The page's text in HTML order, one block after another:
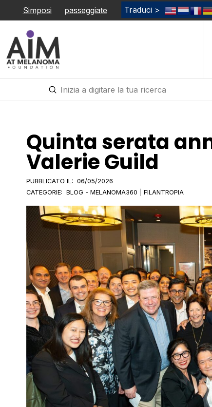
Simposi passeggiate Traduci >
Cerca
Invio
Quinta serata
Valerie Guild
PUBBLICATO IL: 06/05/2026
CATEGORIE: BLOG - MELANOMA360 FILANTROPIA